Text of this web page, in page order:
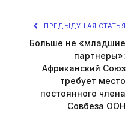
ПРЕДЫДУЩАЯ СТАТЬЯ
Больше не «младшие
партнеры»:
Африканский Союз
требует место
постоянного члена
Совбеза ООН